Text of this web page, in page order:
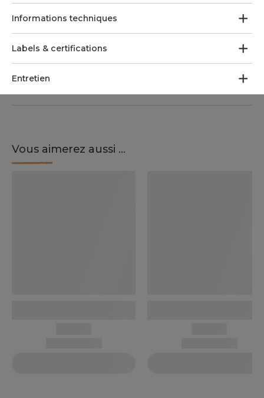
Informations techniques
Labels & certifications
Entretien
Vous aimerez aussi ...